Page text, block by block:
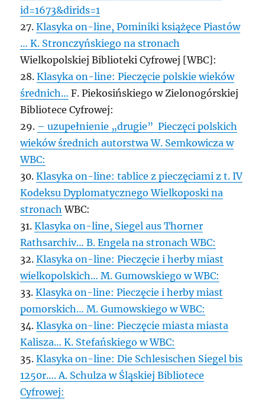
id=1673&dirids=1
27.Klasyka on-line, Pominiki książęce Piastów
… K. Stronczyńskiego na stronach
Wielkopolskiej Biblioteki Cyfrowej [WBC]:
28.Klasyka on-line: Pieczęcie polskie wieków
średnich… F. Piekosińskiego w Zielonogórskiej
Bibliotece Cyfrowej:
29. – uzupełnienie „drugie” Pieczęci polskich
wieków średnich autorstwa W. Semkowicza w
WBC:
30.Klasyka on-line: tablice z pieczęciami z t. IV
Kodeksu Dyplomatycznego Wielkoposki na
stronach WBC:
31.Klasyka on-line, Siegel aus Thorner
Rathsarchiv… B. Engela na stronach WBC:
32.Klasyka on-line: Pieczęcie i herby miast
wielkopolskich… M. Gumowskiego w WBC:
33.Klasyka on-line: Pieczęcie i herby miast
pomorskich… M. Gumowskiego w WBC:
34.Klasyka on-line: Pieczęcie miasta miasta
Kalisza… K. Stefańskiego w WBC:
35.Klasyka on-line: Die Schlesischen Siegel bis
1250r…. A. Schulza w Śląskiej Bibliotece
Cyfrowej: